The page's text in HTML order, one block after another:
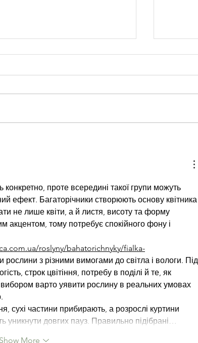
проте всередині такої групи можуть
ефект. Багаторічники створюють основу квітника
не лише квіти, а й листя, висоту та форму
акцентом, тому потребує спокійного фону і
roslyny/bahatorichnyky/fialka-
рослини з різними вимогами до світла і вологи. Під
строк цвітіння, потребу в поділі й те, як
варто уявити рослину в реальних умовах
сухі частини прибирають, а розрослі куртини
уникнути довгих пауз. Правильно підібрані…
Show More